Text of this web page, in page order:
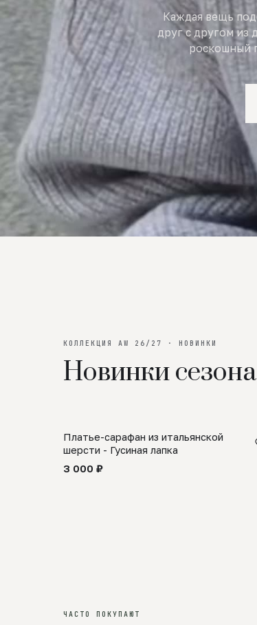
Каждая вещь
друг с другом из
роскошный
КОЛЛЕКЦИЯ AW 26/27 · НОВИНКИ
Новинки сезона
SALE
Платье-сарафан из итальянской
шерсти - Гусиная лапка
3 000 ₽
ЧАСТО ПОКУПАЮТ